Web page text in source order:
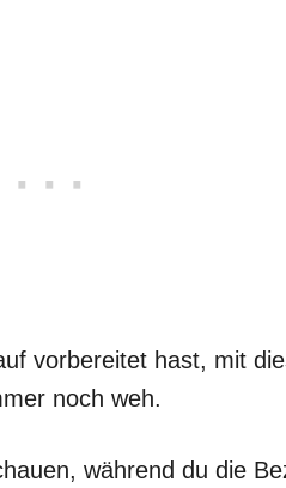
vorbereitet hast, mit
noch weh.
während du die